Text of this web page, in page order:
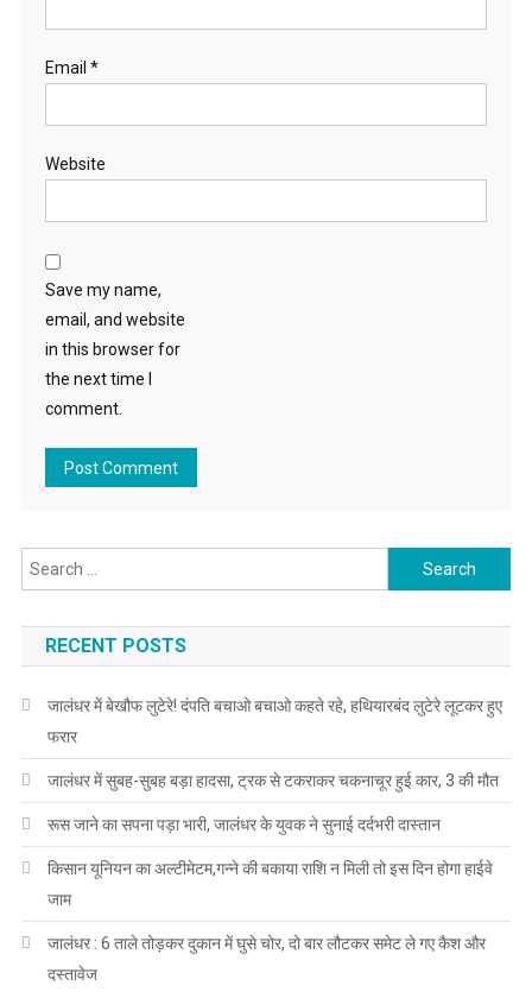
Email *
Website
Save my name,
email, and website
in this browser for
the next time I
comment.
Search for:
RECENT POSTS
जालंधर में बेखौफ लुटेरे! दंपति बचाओ बचाओ कहते रहे, हथियारबंद लुटेरे लूटकर हुए
फरार
जालंधर में सुबह-सुबह बड़ा हादसा, ट्रक से टकराकर चकनाचूर हुई कार, 3 की मौत
रूस जाने का सपना पड़ा भारी, जालंधर के युवक ने सुनाई दर्दभरी दास्तान
किसान यूनियन का अल्टीमेटम,गन्ने की बकाया राशि न मिली तो इस दिन होगा हाईवे
जाम
जालंधर : 6 ताले तोड़कर दुकान में घुसे चोर, दो बार लौटकर समेट ले गए कैश और
दस्तावेज